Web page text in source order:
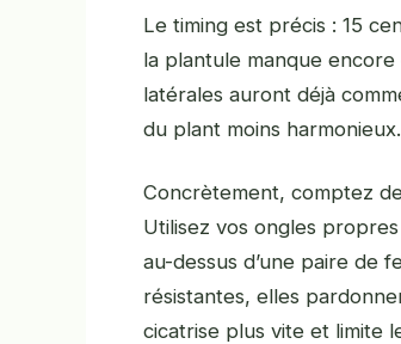
Le timing est précis : 15
la plantule manque
latérales auront déjà
du plant moins harmonieux.
Concrètement, comptez
Utilisez vos ongles
au-dessus d’une paire de
résistantes, elles
cicatrise plus vite et limite